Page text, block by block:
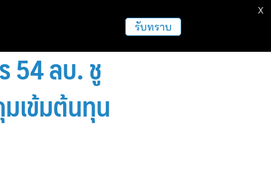
ฝากข่าวประชาสัมพันธ์
54 ลบ. ชู
เข้มต้นทุน
รับทราบ
X